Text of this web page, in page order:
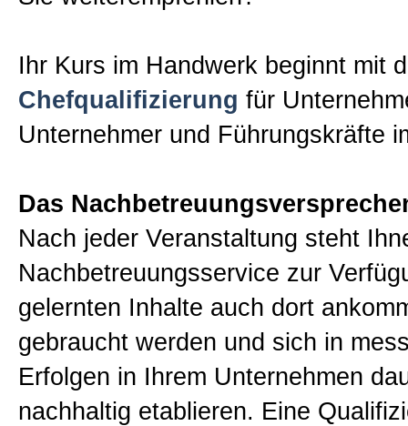
Ihr Kurs im Handwerk beginnt mit
Chefqualifizierung für
Unternehmer und Führungskräfte
Das
Nach jeder Veranstaltung steht
Nachbetreuungsservice zur
gelernten Inhalte auch dort
gebraucht werden und sich in
Erfolgen in Ihrem Unternehmen
nachhaltig etablieren. Eine